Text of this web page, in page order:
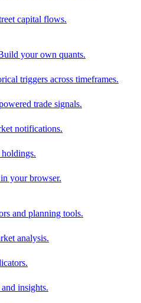
capital flows.
your own quants.
triggers across timeframes.
trade signals.
notifications.
your browser.
and planning tools.
analysis.
insights.